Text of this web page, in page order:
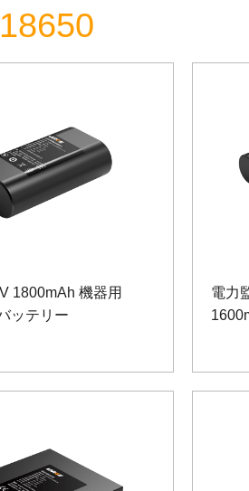
1800mAh 機器用
ッテリー
電力